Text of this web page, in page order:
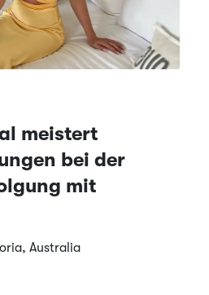
meistert
bei der
mit
Australia